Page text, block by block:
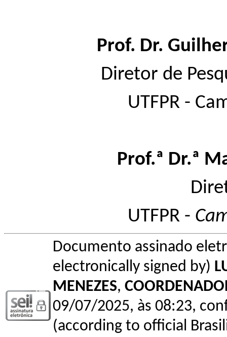
Prof. Dr.
Diretor de
UTFPR -
Prof.ª Dr.ª
UTFPR -
Documento assinado
electronically signed by)
MENEZES,
09/07/2025, às 08:23,
(according to official